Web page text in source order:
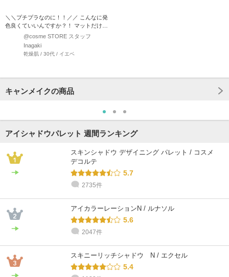
＼＼プチプラなのに！！／／ こんなに発
色良くていいんですか？！ マットだけど
ほんのりパール感で…
@cosme STORE スタッフ
Inagaki
乾燥肌 / 30代 / イエベ
キャンメイクの商品
アイシャドウパレット 週間ランキング
スキンシャドウ デザイニング パレット / コスメ
デコルテ
5.7
2735件
アイカラーレーションN / ルナソル
5.6
2047件
スキニーリッチシャドウ N / エクセル
5.4